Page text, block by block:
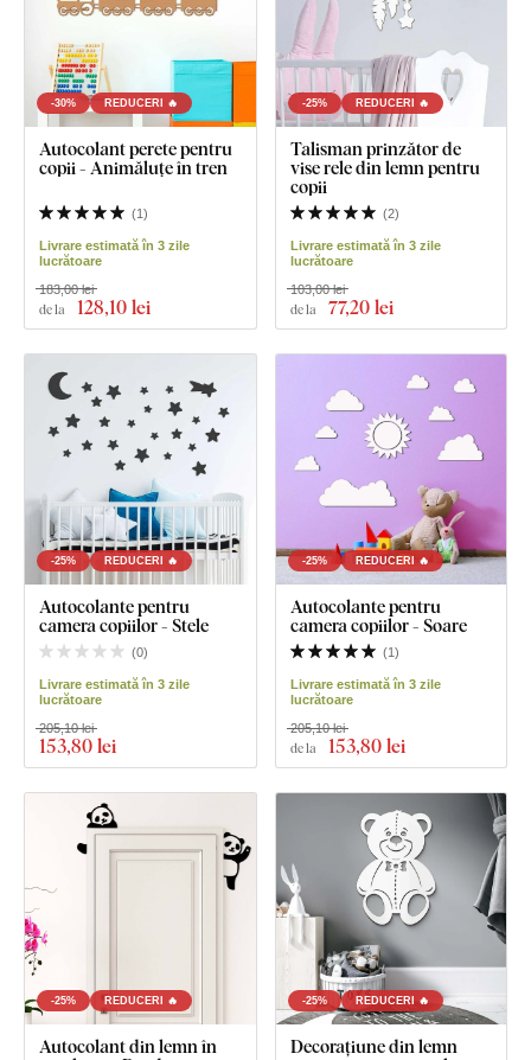
-30% REDUCERI 🔥
Autocolant perete pentru
copii - Animăluțe în tren
(1)
Livrare estimată în 3 zile
lucrătoare
de la 128,10 lei
183,00 lei
-25% REDUCERI 🔥
Talisman prinzător de
vise rele din lemn pentru
copii
(2)
Livrare estimată în 3 zile
lucrătoare
de la 77,20 lei
103,00 lei
-25% REDUCERI 🔥
Autocolante pentru
camera copiilor - Stele
(0)
Livrare estimată în 3 zile
lucrătoare
153,80 lei
205,10 lei
-25% REDUCERI 🔥
Autocolante pentru
camera copiilor - Soare
(1)
Livrare estimată în 3 zile
lucrătoare
de la 153,80 lei
205,10 lei
-25% REDUCERI 🔥
Autocolant din lemn în
-25% REDUCERI 🔥
Decorațiune din lemn